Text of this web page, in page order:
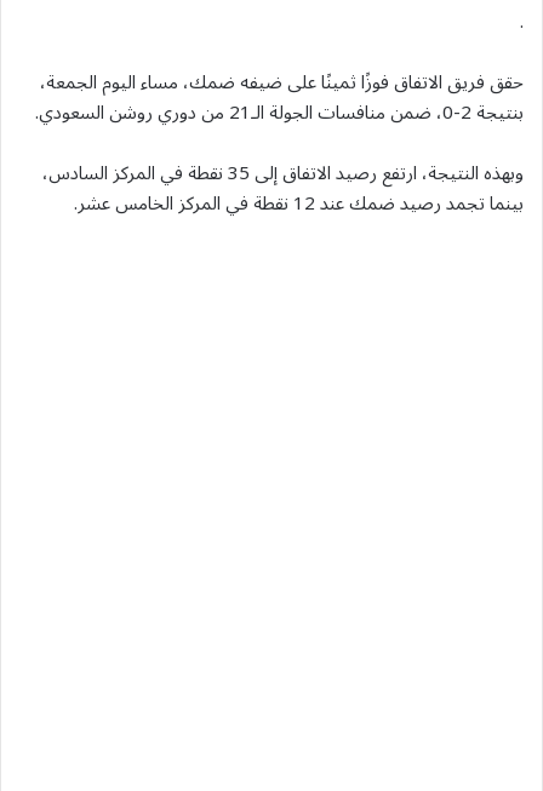
.
حقق فريق الاتفاق فوزًا ثمينًا على ضيفه ضمك، مساء اليوم الجمعة،
بنتيجة 2-0، ضمن منافسات الجولة الـ21 من دوري روشن السعودي.
وبهذه النتيجة، ارتفع رصيد الاتفاق إلى 35 نقطة في المركز السادس،
بينما تجمد رصيد ضمك عند 12 نقطة في المركز الخامس عشر.